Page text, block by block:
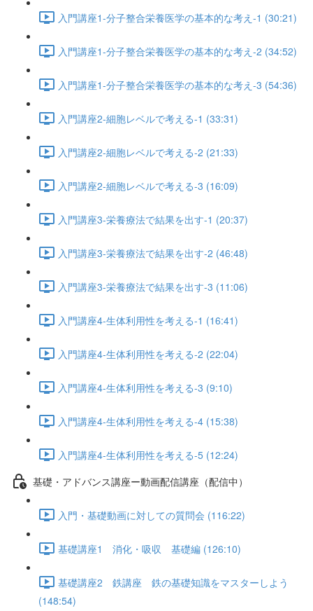
入門講座1-分子整合栄養医学の基本的な考え-1 (30:21)
入門講座1-分子整合栄養医学の基本的な考え-2 (34:52)
入門講座1-分子整合栄養医学の基本的な考え-3 (54:36)
入門講座2-細胞レベルで考える-1 (33:31)
入門講座2-細胞レベルで考える-2 (21:33)
入門講座2-細胞レベルで考える-3 (16:09)
入門講座3-栄養療法で結果を出す-1 (20:37)
入門講座3-栄養療法で結果を出す-2 (46:48)
入門講座3-栄養療法で結果を出す-3 (11:06)
入門講座4-生体利用性を考える-1 (16:41)
入門講座4-生体利用性を考える-2 (22:04)
入門講座4-生体利用性を考える-3 (9:10)
入門講座4-生体利用性を考える-4 (15:38)
入門講座4-生体利用性を考える-5 (12:24)
基礎・アドバンス講座ー動画配信講座（配信中）
入門・基礎動画に対しての質問会 (116:22)
基礎講座1 消化・吸収 基礎編 (126:10)
基礎講座2 鉄講座 鉄の基礎知識をマスターしよう
(148:54)